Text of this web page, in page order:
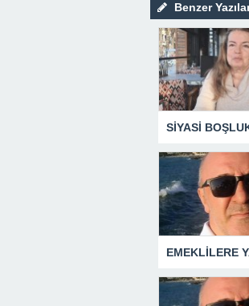
Benzer
SİYASİ